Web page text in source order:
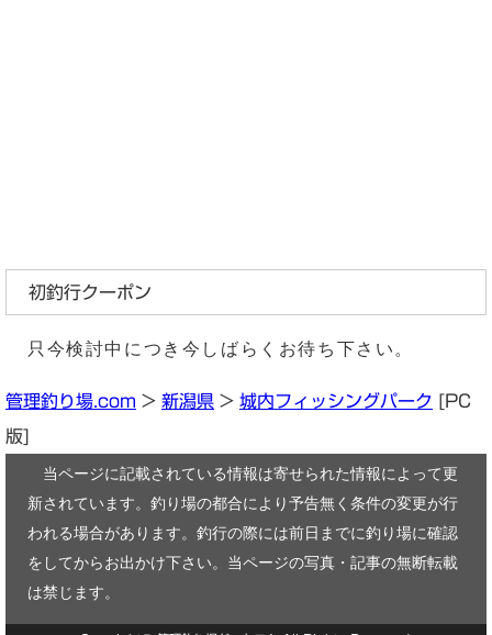
初釣行クーポン
只今検討中につき今しばらくお待ち下さい。
管理釣り場.com > 新潟県 > 城内フィッシングパーク [PC
版]
当ページに記載されている情報は寄せられた情報によって更
新されています。釣り場の都合により予告無く条件の変更が行
われる場合があります。釣行の際には前日までに釣り場に確認
をしてからお出かけ下さい。当ページの写真・記事の無断転載
は禁じます。